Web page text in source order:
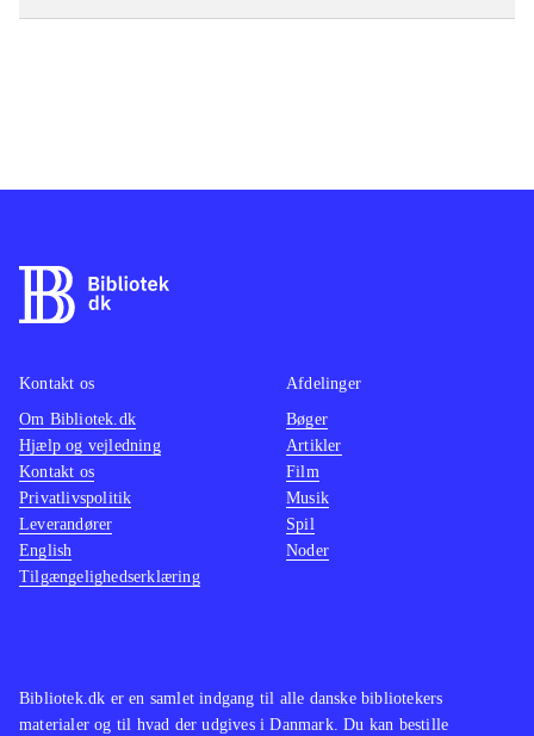
Bibliotek.dk er en samlet indgang til alle danske bibliotekers
materialer og til hvad der udgives i Danmark. Du kan bestille
Kontakt os
Om Bibliotek.dk
Hjælp og vejledning
Kontakt os
Privatlivspolitik
Leverandører
English
Tilgængelighedserklæring
Afdelinger
Bøger
Artikler
Film
Musik
Spil
Noder